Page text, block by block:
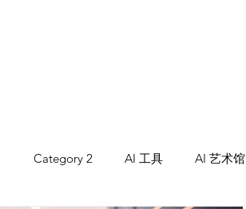
Category 2 AI 工具 AI 艺术馆